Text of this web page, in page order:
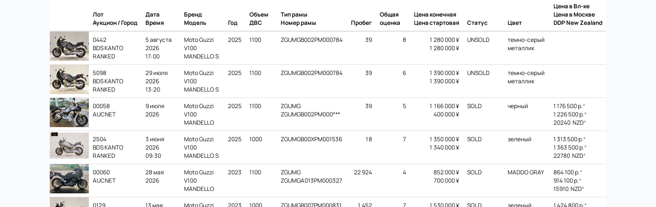
Японии
Лот
Аукцион / Город
Дата
Время
Бренд
Модель
Год
Объем
ДВС
Тип рамы
Номер рамы
Пробег
Общая
оценка
Цена конечная
Цена стартовая
Статус Цвет
Цена в Вл-ке
Цена в Москве
DDP New Zealand
0442
BDS KANTO
RANKED
5 августа
2026
17:00
Moto Guzzi
V100
MANDELLO S
2025 1100 ZGUMGB002PM000784 39 8
1 280 000 ¥
1 280 000 ¥
UNSOLD
темно-серый
металлик
5098
BDS KANTO
RANKED
29 июля
2026
13:20
Moto Guzzi
V100
MANDELLO S
2025 1100 ZGUMGB002PM000784 39 6
1 390 000 ¥
1 390 000 ¥
UNSOLD
темно-серый
металлик
00058
AUCNET
9 июля
2026
Moto Guzzi
V100
MANDELLO
2025 1100
ZGUMG
ZGUMGB002PM000***
39 5
1 166 000 ¥
400 000 ¥
SOLD черный 1 176 500 р.*
1 226 500 р.*
20240 NZD*
2504
BDS KANTO
RANKED
3 июня
2026
09:30
Moto Guzzi
V100
MANDELLO S
2025 1000 ZGUMGB00XPM001536 18 7
1 350 000 ¥
1 340 000 ¥
SOLD зеленый 1 313 500 р.*
1 363 500 р.*
22780 NZD*
00060
AUCNET
28 мая
2026
Moto Guzzi
V100
MANDELLO
2023 1100
ZGUMG
ZGUMGA013PM000327
22 924 4
852 000 ¥
700 000 ¥
SOLD MADDO GRAY 864 100 р.*
914 100 р.*
15910 NZD*
0129
13 мая
Moto Guzzi
2023 1000 ZGUMGB007PM000831 1 452 7
1 530 000 ¥
SOLD зеленый 1 424 800 р.*